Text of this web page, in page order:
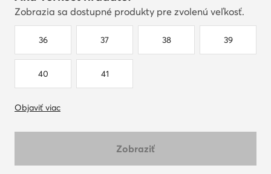
Zobrazia sa dostupné produkty pre zvolenú veľkosť.
36 37 38 39
40 41
Objaviť viac
Zobraziť